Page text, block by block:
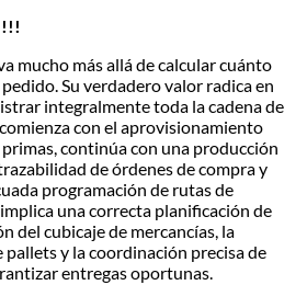
!!!
mucho más allá de calcular cuánto
Su verdadero valor radica en
integralmente toda la cadena de
con el aprovisionamiento
continúa con una producción
de órdenes de compra y
programación de rutas de
una correcta planificación de
del cubicaje de mercancías, la
y la coordinación precisa de
entregas oportunas.